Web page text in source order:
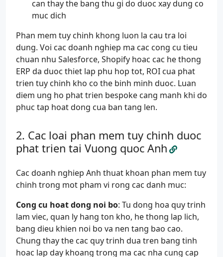
can thay the bang thu gi do duoc xay dung co
muc dich
Phan mem tuy chinh khong luon la cau tra loi
dung. Voi cac doanh nghiep ma cac cong cu tieu
chuan nhu Salesforce, Shopify hoac cac he thong
ERP da duoc thiet lap phu hop tot, ROI cua phat
trien tuy chinh kho co the binh minh duoc. Luan
diem ung ho phat trien bespoke cang manh khi do
phuc tap hoat dong cua ban tang len.
Cac loai phan mem tuy chinh duoc
phat trien tai Vuong quoc Anh
Cac doanh nghiep Anh thuat khoan phan mem tuy
chinh trong mot pham vi rong cac danh muc:
Cong cu hoat dong noi bo: Tu dong hoa quy trinh
lam viec, quan ly hang ton kho, he thong lap lich,
bang dieu khien noi bo va nen tang bao cao.
Chung thay the cac quy trinh dua tren bang tinh
hoac lap day khoang trong ma cac nha cung cap